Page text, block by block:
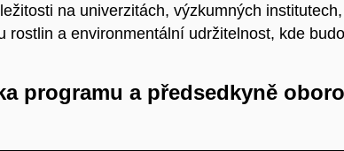
na univerzitách, výzkumných
rostlin a environmentální udržitelnost, kde
programu a předsedkyně